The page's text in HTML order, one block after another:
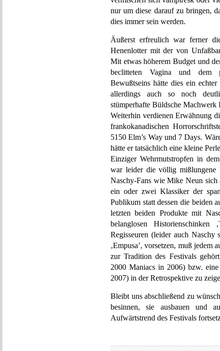
nur um diese darauf zu bringen,
dies immer sein werden.
Äußerst erfreulich war ferner
Henenlotter mit der von
Mit etwas höherem Budget und
beclitteten Vagina und dem
Bewußtseins hätte dies ein
allerdings auch so noch
stümperhafte Büldsche Machwerk
Weiterhin verdienen Erwähnung
frankokanadischen
5150 Elm’s Way und 7 Days.
hätte er tatsächlich eine kleine
Einziger Wehrmutstropfen in
war leider die völlig mißlungene
Naschy-Fans wie Mike Neun sich
ein oder zwei Klassiker der
Publikum statt dessen die beiden
letzten beiden Produkte mit
belanglosen
Regisseuren (leider auch Naschy
‚Empusa’, vorsetzen, muß jedem
zur Tradition des Festivals
2000 Maniacs in 2006) bzw.
2007) in der Retrospektive zu
Bleibt uns abschließend zu
besinnen, sie ausbauen und
Aufwärtstrend des Festivals